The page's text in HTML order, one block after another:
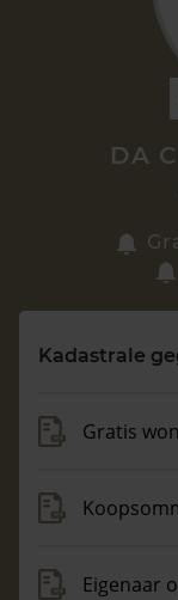
Vragen?
088
DA
Kadastrale
Gratis
Eigenaar